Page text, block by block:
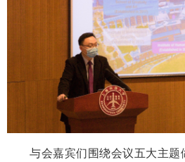
与会嘉宾们围绕会议五大主